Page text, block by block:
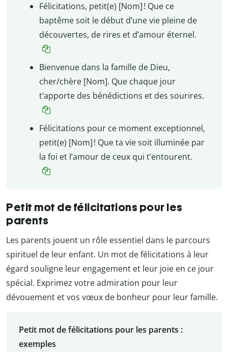
Félicitations, petit(e) [Nom] ! Que ce
baptême soit le début d’une vie pleine de
découvertes, de rires et d’amour éternel.
Bienvenue dans la famille de Dieu,
cher/chère [Nom]. Que chaque jour
t’apporte des bénédictions et des sourires.
Félicitations pour ce moment exceptionnel,
petit(e) [Nom] ! Que ta vie soit illuminée par
la foi et l’amour de ceux qui t’entourent.
Petit mot de félicitations pour les
parents
Les parents jouent un rôle essentiel dans le parcours
spirituel de leur enfant. Un mot de félicitations à leur
égard souligne leur engagement et leur joie en ce jour
spécial. Exprimez votre admiration pour leur
dévouement et vos vœux de bonheur pour leur famille.
Petit mot de félicitations pour les parents :
exemples